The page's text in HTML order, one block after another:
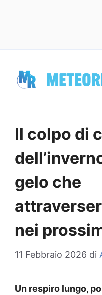
contenuto
Il colpo di
gelo che
nei
11 Febbraio 2026 di
Un respiro lungo,